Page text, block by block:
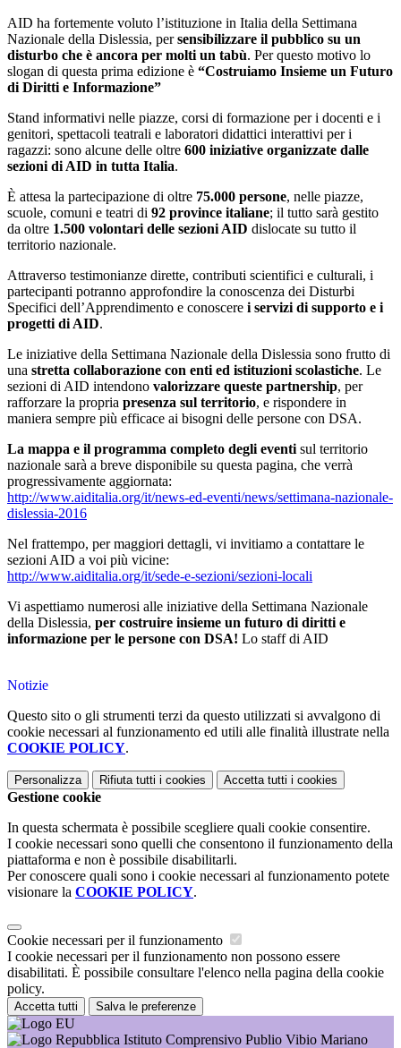
AID ha fortemente voluto l’istituzione in Italia della Settimana
Nazionale della Dislessia, persensibilizzare il pubblico su un
disturbo che è ancora per molti un tabù. Per questo motivo lo
slogan di questa prima edizione è “Costruiamo Insieme un Futuro
di Diritti e Informazione”
Stand informativi nelle piazze, corsi di formazione per i docenti e i
genitori, spettacoli teatrali e laboratori didattici interattivi per i
ragazzi: sono alcune delle oltre 600 iniziative organizzate dalle
sezioni di AID in tutta Italia.
È attesa la partecipazione di oltre 75.000 persone, nelle piazze,
scuole, comuni e teatri di 92 province italiane; il tutto sarà gestito
da oltre 1.500 volontari delle sezioni AID dislocate su tutto il
territorio nazionale.
Attraverso testimonianze dirette, contributi scientifici e culturali, i
partecipanti potranno approfondire la conoscenza dei Disturbi
Specifici dell’Apprendimento e conoscere i servizi di supporto e i
progetti di AID.
Le iniziative della Settimana Nazionale della Dislessia sono frutto di
una stretta collaborazione con enti ed istituzioni scolastiche. Le
sezioni di AID intendono valorizzare queste partnership, per
rafforzare la propria presenza sul territorio, e rispondere in
maniera sempre più efficace ai bisogni delle persone con DSA.
La mappa e il programma completo degli eventi sul territorio
nazionale sarà a breve disponibile su questa pagina, che verrà
progressivamente aggiornata:
http://www.aiditalia.org/it/news-ed-eventi/news/settimana-nazionale-
dislessia-2016
Nel frattempo, per maggiori dettagli, vi invitiamo a contattare le
sezioni AID a voi più vicine:
http://www.aiditalia.org/it/sede-e-sezioni/sezioni-locali
Vi aspettiamo numerosi alle iniziative della Settimana Nazionale
della Dislessia, per costruire insieme un futuro di diritti e
informazione per le persone con DSA! Lo staff di AID
Notizie
Questo sito o gli strumenti terzi da questo utilizzati si avvalgono di
cookie necessari al funzionamento ed utili alle finalità illustrate nella
COOKIE POLICY.
Personalizza Rifiuta tutti i cookies Accetta tutti i cookies
Gestione cookie
In questa schermata è possibile scegliere quali cookie consentire.
I cookie necessari sono quelli che consentono il funzionamento della
piattaforma e non è possibile disabilitarli.
Per conoscere quali sono i cookie necessari al funzionamento potete
visionare la COOKIE POLICY.
Cookie necessari per il funzionamento
I cookie necessari per il funzionamento non possono essere
disabilitati. È possibile consultare l'elenco nella pagina della cookie
policy.
Accetta tutti Salva le preferenze
Istituto Comprensivo Publio Vibio Mariano